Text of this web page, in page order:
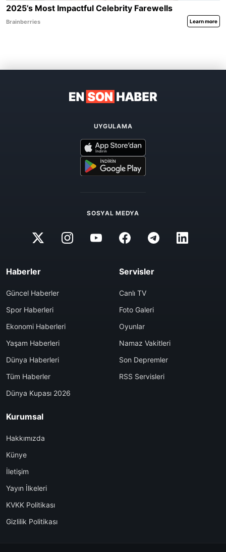
UYGULAMA
SOSYAL MEDYA
Haberler
Güncel Haberler
Spor Haberleri
Ekonomi Haberleri
Yaşam Haberleri
Dünya Haberleri
Tüm Haberler
Dünya Kupası 2026
Servisler
Canlı TV
Foto Galeri
Oyunlar
Namaz Vakitleri
Son Depremler
RSS Servisleri
Kurumsal
Hakkımızda
Künye
İletişim
Yayın İlkeleri
KVKK Politikası
Gizlilik Politikası